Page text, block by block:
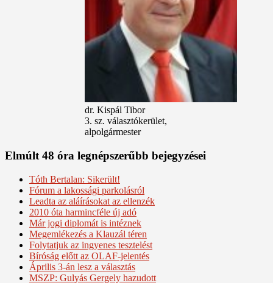
dr. Kispál Tibor
3. sz. választókerület,
alpolgármester
Elmúlt 48 óra legnépszerűbb bejegyzései
Tóth Bertalan: Sikerült!
Fórum a lakossági parkolásról
Leadta az aláírásokat az ellenzék
2010 óta harmincféle új adó
Már jogi diplomát is intéznek
Megemlékezés a Klauzál téren
Folytatjuk az ingyenes tesztelést
Bíróság előtt az OLAF-jelentés
Április 3-án lesz a választás
MSZP: Gulyás Gergely hazudott